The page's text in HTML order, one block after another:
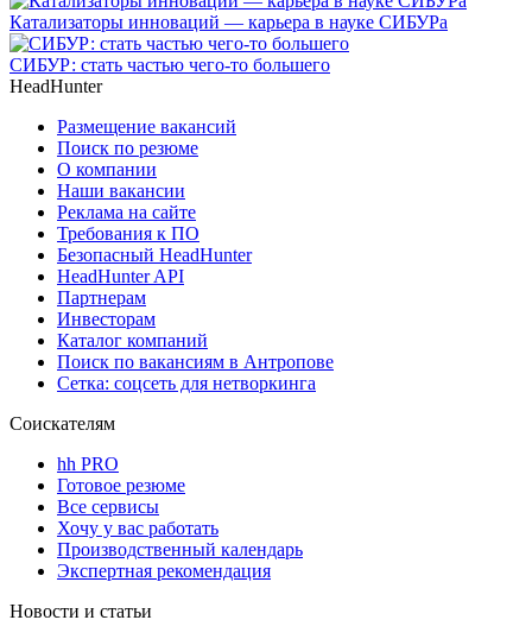
Катализаторы инноваций — карьера в науке СИБУРа
СИБУР: стать частью чего-то большего
HeadHunter
Размещение вакансий
Поиск по резюме
О компании
Наши вакансии
Реклама на сайте
Требования к ПО
Безопасный HeadHunter
HeadHunter API
Партнерам
Инвесторам
Каталог компаний
Поиск по вакансиям в Антропове
Сетка: соцсеть для нетворкинга
Соискателям
hh PRO
Готовое резюме
Все сервисы
Хочу у вас работать
Производственный календарь
Экспертная рекомендация
Новости и статьи